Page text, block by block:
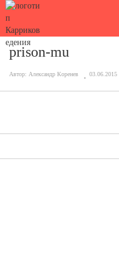
prison-mu
Автор: Александр Коренев 03.06.2015